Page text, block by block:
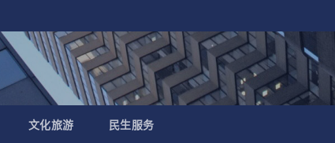
文化旅游 民生服务